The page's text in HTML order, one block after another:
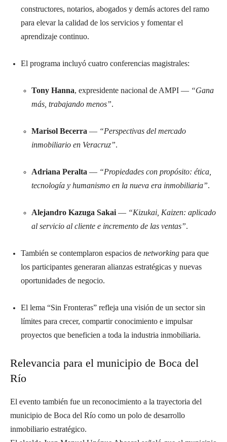
constructores, notarios, abogados y demás actores del ramo
para elevar la calidad de los servicios y fomentar el
aprendizaje continuo.
El programa incluyó cuatro conferencias magistrales:
Tony Hanna, expresidente nacional de AMPI — “Gana
más, trabajando menos”.
Marisol Becerra — “Perspectivas del mercado
inmobiliario en Veracruz”.
Adriana Peralta — “Propiedades con propósito: ética,
tecnología y humanismo en la nueva era inmobiliaria”.
Alejandro Kazuga Sakai — “Kizukai, Kaizen: aplicado
al servicio al cliente e incremento de las ventas”.
También se contemplaron espacios de networking para que
los participantes generaran alianzas estratégicas y nuevas
oportunidades de negocio.
El lema “Sin Fronteras” refleja una visión de un sector sin
límites para crecer, compartir conocimiento e impulsar
proyectos que beneficien a toda la industria inmobiliaria.
Relevancia para el municipio de Boca del
Río
El evento también fue un reconocimiento a la trayectoria del
municipio de Boca del Río como un polo de desarrollo
inmobiliario estratégico.